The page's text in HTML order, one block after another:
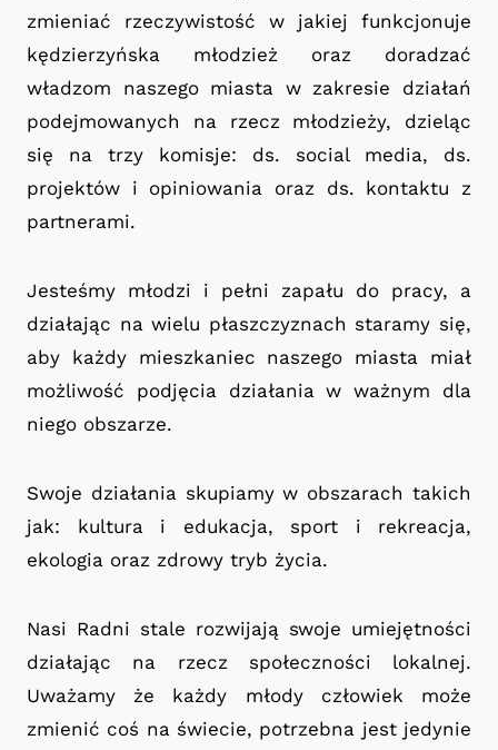
zmieniać rzeczywistość w jakiej funkcjonuje
kędzierzyńska młodzież oraz doradzać
władzom naszego miasta w zakresie działań
podejmowanych na rzecz młodzieży, dzieląc
się na trzy komisje: ds. social media, ds.
projektów i opiniowania oraz ds. kontaktu z
partnerami.
Jesteśmy młodzi i pełni zapału do pracy, a
działając na wielu płaszczyznach staramy się,
aby każdy mieszkaniec naszego miasta miał
możliwość podjęcia działania w ważnym dla
niego obszarze.
Swoje działania skupiamy w obszarach takich
jak: kultura i edukacja, sport i rekreacja,
ekologia oraz zdrowy tryb życia.
Nasi Radni stale rozwijają swoje umiejętności
działając na rzecz społeczności lokalnej.
Uważamy że każdy młody człowiek może
zmienić coś na świecie, potrzebna jest jedynie